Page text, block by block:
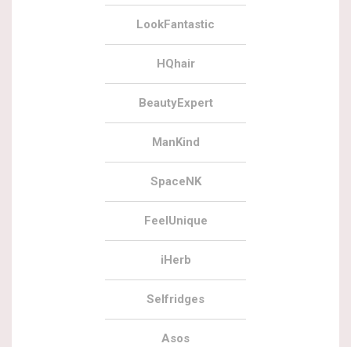
LookFantastic
HQhair
BeautyExpert
ManKind
SpaceNK
FeelUnique
iHerb
Selfridges
Asos